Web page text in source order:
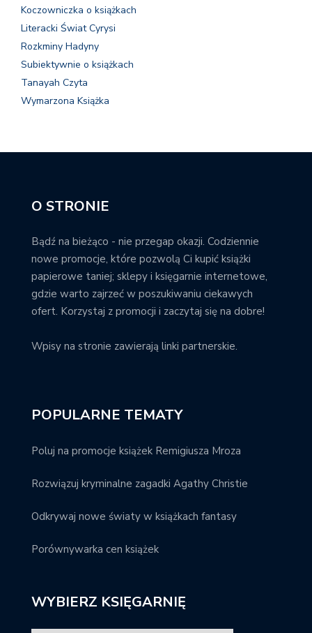
Koczowniczka o książkach
Literacki Świat Cyrysi
Rozkminy Hadyny
Subiektywnie o książkach
Tanayah Czyta
Wymarzona Książka
O STRONIE
Bądź na bieżąco - nie przegap okazji. Codziennie
nowe promocje, które pozwolą Ci kupić książki
papierowe taniej; sklepy i księgarnie internetowe,
gdzie warto zajrzeć w poszukiwaniu ciekawych
ofert. Korzystaj z promocji i zaczytaj się na dobre!
Wpisy na stronie zawierają linki partnerskie.
POPULARNE TEMATY
Poluj na promocje książek Remigiusza Mroza
Rozwiązuj kryminalne zagadki Agathy Christie
Odkrywaj nowe światy w książkach fantasy
Porównywarka cen książek
WYBIERZ KSIĘGARNIĘ